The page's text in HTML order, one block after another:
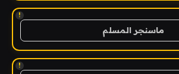
!
ماسنجر المسلم
!